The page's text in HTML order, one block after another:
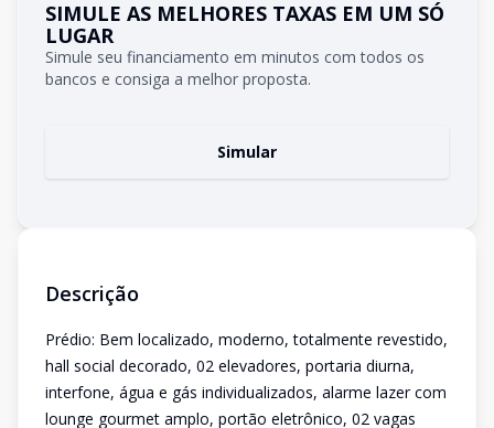
SIMULE AS MELHORES TAXAS EM UM SÓ
LUGAR
Simule seu financiamento em minutos com todos os
bancos e consiga a melhor proposta.
Simular
Descrição
Prédio: Bem localizado, moderno, totalmente revestido,
hall social decorado, 02 elevadores, portaria diurna,
interfone, água e gás individualizados, alarme lazer com
lounge gourmet amplo, portão eletrônico, 02 vagas